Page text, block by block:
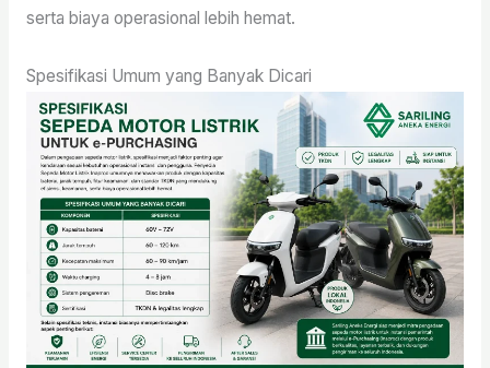
serta biaya operasional lebih hemat.
Spesifikasi Umum yang Banyak Dicari